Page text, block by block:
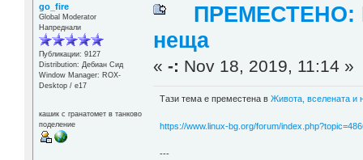
go_fire
Global Moderator
Напреднали
Публикации: 9127
Distribution: Дебиан Сид
Window Manager: ROX-
Desktop / е17
кашик с гранатомет в танково
поделение
ПРЕМЕСТЕНО:
неща
«-: Nov 18, 2019, 11:14 »
Тази тема е преместена вЖивота, вселената и
https://www.linux-bg.org/forum/
---